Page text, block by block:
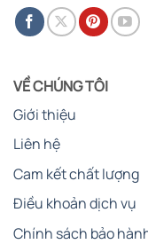
VỀ CHÚNG TÔI
Giới thiệu
Liên hệ
Cam kết chất lượng
Điều khoản dịch vụ
Chính sách bảo